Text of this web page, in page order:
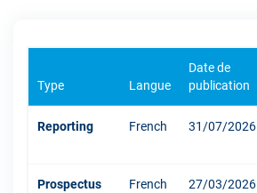
Type Langue
Date de
publication
Reporting French 31/07/2026
Prospectus French 27/03/2026